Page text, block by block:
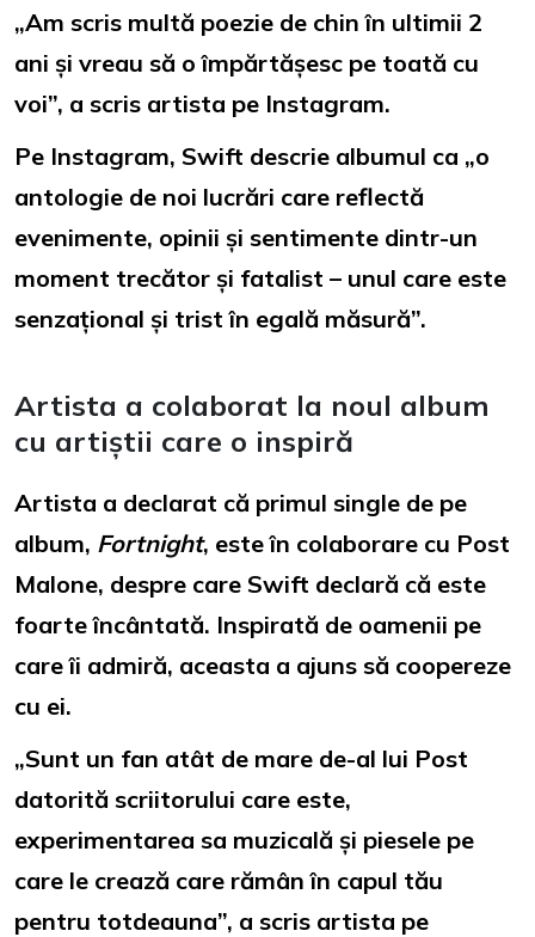
„Am scris multă poezie de chin în ultimii 2
ani și vreau să o împărtășesc pe toată cu
voi”, a scris artista pe Instagram.
Pe Instagram, Swift descrie albumul ca „o
antologie de noi lucrări care reflectă
evenimente, opinii și sentimente dintr-un
moment trecător și fatalist – unul care este
senzațional și trist în egală măsură”.
Artista a colaborat la noul album
cu artiștii care o inspiră
Artista a declarat că primul single de pe
album, Fortnight, este în colaborare cu Post
Malone, despre care Swift declară că este
foarte încântată. Inspirată de oamenii pe
care îi admiră, aceasta a ajuns să coopereze
cu ei.
„Sunt un fan atât de mare de-al lui Post
datorită scriitorului care este,
experimentarea sa muzicală și piesele pe
care le crează care rămân în capul tău
pentru totdeauna”, a scris artista pe